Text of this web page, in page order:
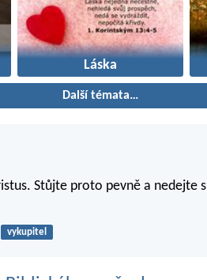
Láska
Další témata…
Stůjte proto pevně a nedejte
vykupitel